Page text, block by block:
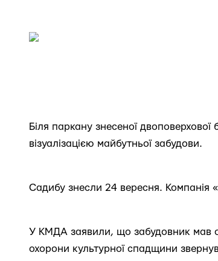
Біля паркану знесеної двоповерхової
візуалізацією майбутньої забудови.
Садибу знесли 24 вересня. Компанія
У КМДА заявили, що забудовник мав
охорони культурної спадщини